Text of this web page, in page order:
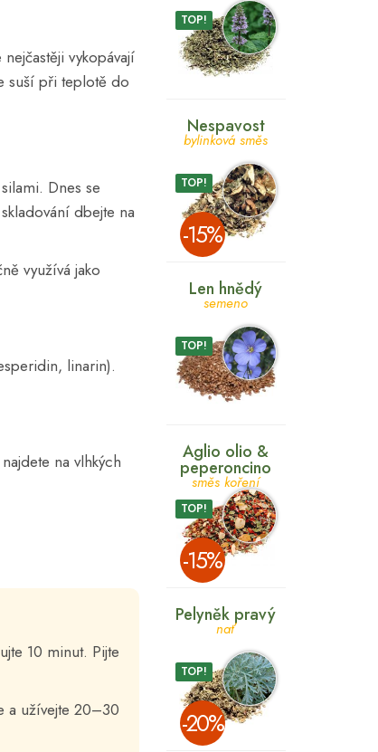
vykopávají
suší při teplotě do
Dnes se
dbejte na
využívá jako
linarin).
na vlhkých
10 minut. Pijte
a užívejte 20–30
TOP!
Nespavost
bylinková směs
TOP!
­-15%
Len hnědý
semeno
TOP!
Aglio olio &
peperoncino
směs koření
TOP!
­-15%
Pelyněk pravý
nať
TOP!
­-20%